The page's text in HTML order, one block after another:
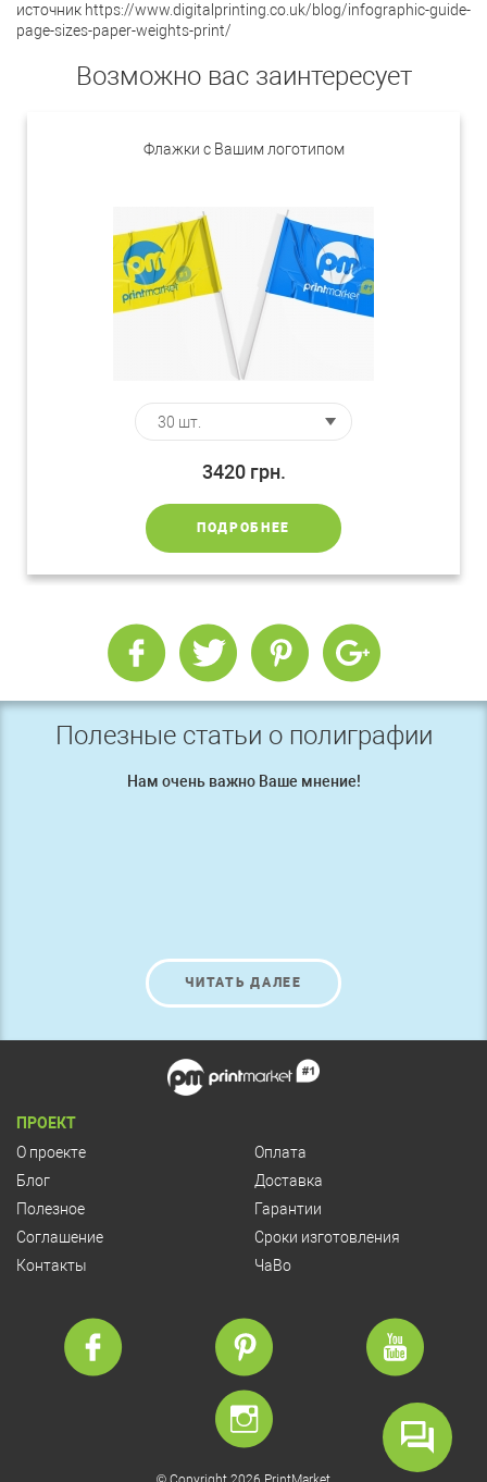
источник https://www.digitalprinting.co.uk/blog/infographic-guide-
page-sizes-paper-weights-print/
Возможно вас заинтересует
Флажки с Вашим логотипом
3420 грн.
ПОДРОБНЕЕ
Полезные статьи о полиграфии
Нам очень важно Ваше мнение!
ЧИТАТЬ ДАЛЕЕ
ПРОЕКТ
О проекте
Блог
Полезное
Соглашение
Контакты
Оплата
Доставка
Гарантии
Сроки изготовления
ЧаВо